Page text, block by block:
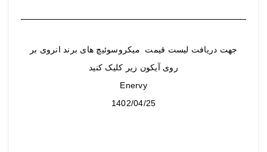
جهت دریافت لیست قیمت میکروسوئیچ های برند انروی بر
روی آیکون زیر کلیک کنید
Enervy
1402/04/25